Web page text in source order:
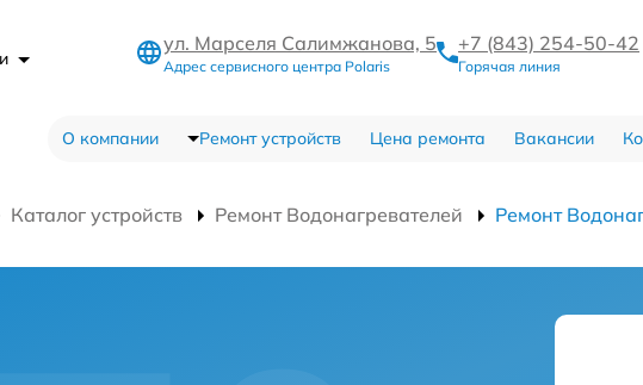
ул. Марселя Салимжанова, 5
Адрес сервисного центра Polaris
+7 (843) 254-50-42
Горячая линия
О компании Ремонт устройств Цена ремонта Вакансии
Каталог устройств Ремонт Водонагревателей Ремонт